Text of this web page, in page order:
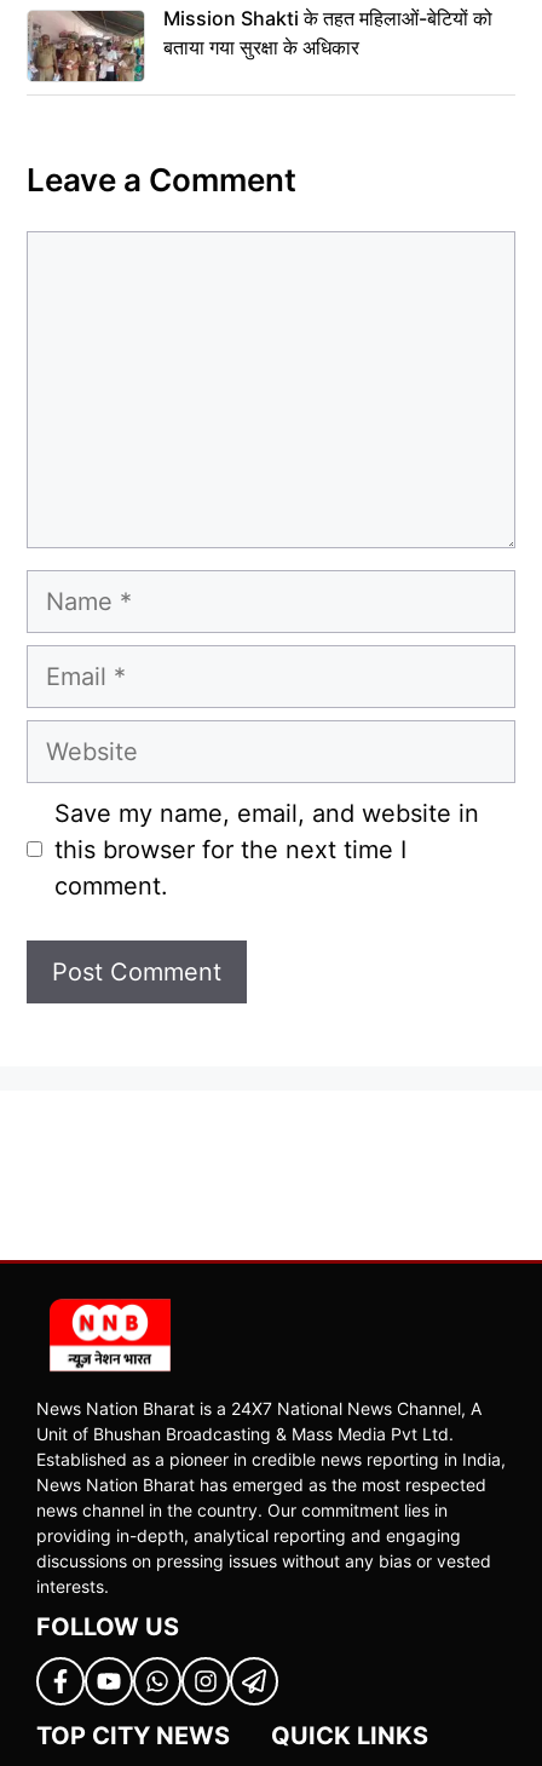
Mission Shakti के तहत महिलाओं-बेटियों को
बताया गया सुरक्षा के अधिकार
Leave a Comment
Name
Email
Website
Save my name, email, and website in
this browser for the next time I
comment.
News Nation Bharat is a 24X7 National News Channel, A
Unit of Bhushan Broadcasting & Mass Media Pvt Ltd.
Established as a pioneer in credible news reporting in India,
News Nation Bharat has emerged as the most respected
news channel in the country. Our commitment lies in
providing in-depth, analytical reporting and engaging
discussions on pressing issues without any bias or vested
interests.
FOLLOW US
TOP CITY NEWS QUICK LINKS